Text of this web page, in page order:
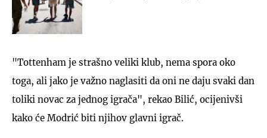
"Tottenham je strašno veliki klub, nema spora oko
toga, ali jako je važno naglasiti da oni ne daju svaki dan
toliki novac za jednog igrača", rekao Bilić, ocijenivši
kako će Modrić biti njihov glavni igrač.